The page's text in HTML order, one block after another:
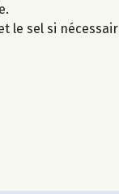
le sel si